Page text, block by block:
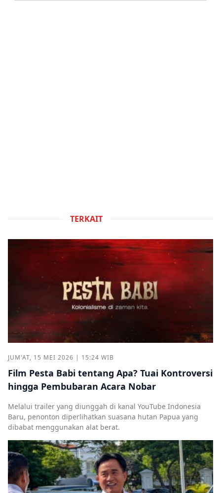
TERKAIT
JUM'AT, 15 MEI 2026 | 15:24 WIB
Film Pesta Babi tentang Apa? Tuai Kontroversi
hingga Pembubaran Acara Nobar
Melalui trailer yang diunggah di kanal YouTube Indonesia
Baru, penonton diperlihatkan suasana hutan Papua yang
dibabat menggunakan alat berat.